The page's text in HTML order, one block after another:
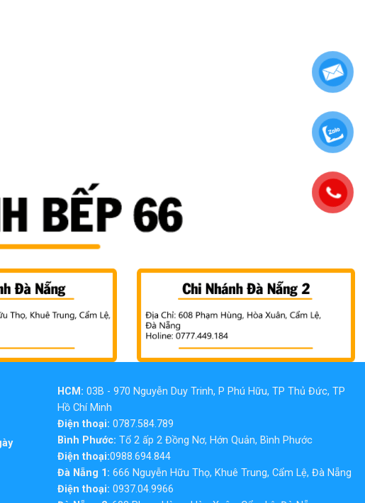
HCM: 03B - 970 Nguyễn Duy Trinh, P Phú Hữu, TP Thủ Đức, TP
Hồ Chí Minh
Điện thoại: 0787.584.789
Bình Phước: Tổ 2 ấp 2 Đồng Nơ, Hớn Quản, Bình Phước
Điện thoại:0988.694.844
Đà Nẵng 1: 666 Nguyễn Hữu Thọ, Khuê Trung, Cẩm Lệ, Đà Nẵng
Điện thoại: 0937.04.9966